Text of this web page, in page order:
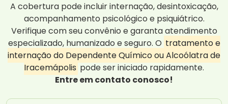
A cobertura pode incluir internação, desintoxicação,
acompanhamento psicológico e psiquiátrico.
Verifique com seu convênio e garanta atendimento
especializado, humanizado e seguro. O tratamento e
internação do Dependente Químico ou Alcoólatra de
Iracemápolis pode ser iniciado rapidamente.
Entre em contato conosco!